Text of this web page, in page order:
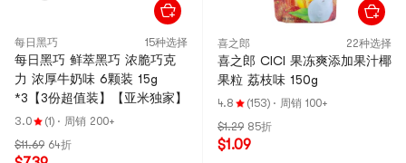
每日黑巧 15种选择
每日黑巧 鲜萃黑巧 浓脆巧克
力 浓厚牛奶味 6颗装 15g
*3【3份超值装】【亚米独家】
3.0 (1) · 周销 200+
$11.69 64折
喜之郎 22种选择
喜之郎 CICI 果冻爽添加果汁椰
果粒 荔枝味 150g
4.8 (153) · 周销 100+
$1.29 85折
$1.09